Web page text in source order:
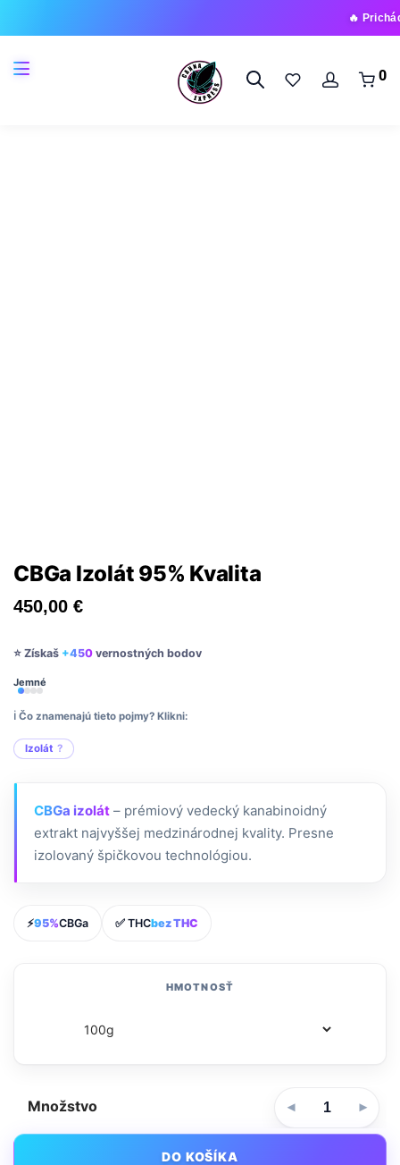
🔥 Prichádza
0
CBGa Izolát 95% Kvalita
450,00 €
⭐ Získaš +450 vernostných bodov
Jemné
ℹ️ Čo znamenajú tieto pojmy? Klikni:
Izolát
CBGa izolát – prémiový vedecký kanabinoidný
extrakt najvyššej medzinárodnej kvality. Presne
izolovaný špičkovou technológiou.
⚡95%CBGa ✅ THCbez THC
HMOTNOSŤ
Množstvo
DO KOŠÍKA